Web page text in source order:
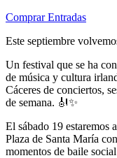
Comprar Entradas
Este septiembre
Un festival que se ha
de música y cultura
Cáceres de conciertos,
de semana. 🎻✨
El sábado 19 estaremos
Plaza de Santa María
momentos de baile